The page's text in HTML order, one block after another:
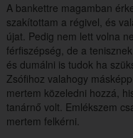
A bankettre magamban
szakítottam a régivel, és
újat. Pedig nem lett volna
férfiszépség, de a
és dumálni is tudok ha
Zsófihoz valahogy
mertem közeledni hozzá,
tanárnő volt. Emlékszem
mertem felkérni.